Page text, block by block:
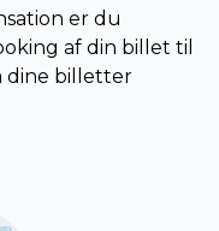
er du
af din billet til
dine billetter